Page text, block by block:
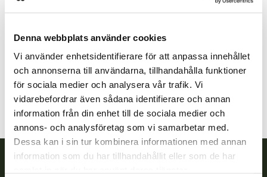
Denna webbplats använder cookies
Vi använder enhetsidentifierare för att anpassa innehållet
och annonserna till användarna, tillhandahålla funktioner
för sociala medier och analysera vår trafik. Vi
vidarebefordrar även sådana identifierare och annan
information från din enhet till de sociala medier och
annons- och analysföretag som vi samarbetar med.
Dessa kan i sin tur kombinera informationen med annan
information som du har tillhandahållit eller som de har
Kajanaland